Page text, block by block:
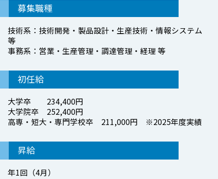
募集職種
技術系：技術開発・製品設計・生産技術・情報システム
等
事務系：営業・生産管理・調達管理・経理 等
初任給
大学卒 234,400円
大学院卒 252,400円
高専・短大・専門学校卒 211,000円 ※2025年度実績
昇給
年1回（4月）